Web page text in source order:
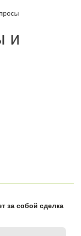
и
за собой сделка